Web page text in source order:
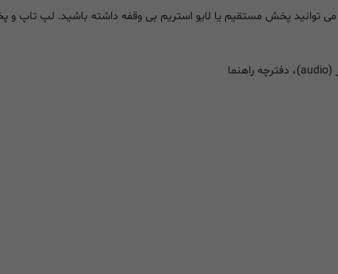
می توانید پخش مستقیم یا لایو استریم بی وقفه داشته باشید. لپ تاپ